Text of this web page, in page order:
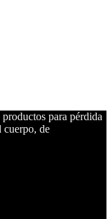
para pérdida
cuerpo, de